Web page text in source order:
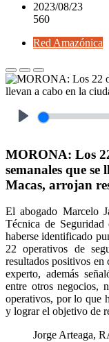
2023/08/23
560
Red Amazónica
MORONA: Los
semanales que
Macas, arrojan
El abogado Marcelo
Técnica de
haberse identificado
22 operativos de
resultados positivos
experto, además
entre otros negocios,
operativos, por lo que
y lograr el objetivo de
Jorge Arteaga,